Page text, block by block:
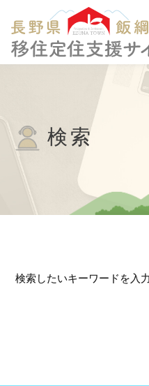
検索
検索したいキーワードを入